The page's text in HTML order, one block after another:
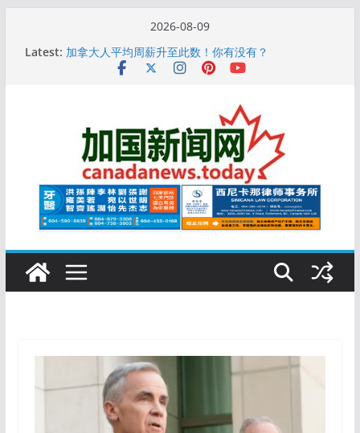
2026-08-09
Latest: 个月
加拿大人平均周薪升至此数！你有没有？
特鲁多半裸与水果姐海滩激吻! 热恋一年感情持续升温
更多名校恢复SAT 考试，新学年大学申请开跑7个大不